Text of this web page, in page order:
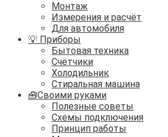
Монтаж
Измерения и расчёт
Для автомобиля
💡 Приборы
Бытовая техника
Счётчики
Холодильник
Стиральная машина
🧰Своими руками
Полезные советы
Схемы подключения
Принцип работы